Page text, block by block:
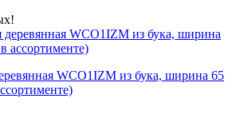
WCO1IZM из бука, ширина 65